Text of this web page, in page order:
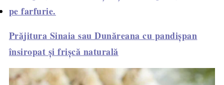
Prăjitura Sinaia sau Dunăreana cu pandișpan
însiropat și frișcă naturală